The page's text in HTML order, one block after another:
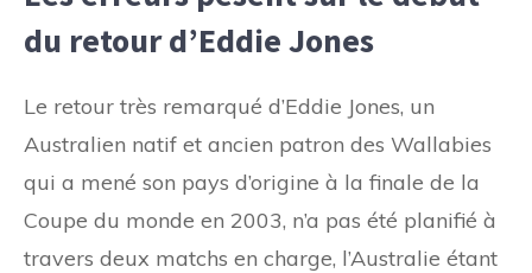
du retour d’Eddie Jones
Le retour très remarqué d’Eddie Jones, un
Australien natif et ancien patron des Wallabies
qui a mené son pays d’origine à la finale de la
Coupe du monde en 2003, n’a pas été planifié à
travers deux matchs en charge, l’Australie étant